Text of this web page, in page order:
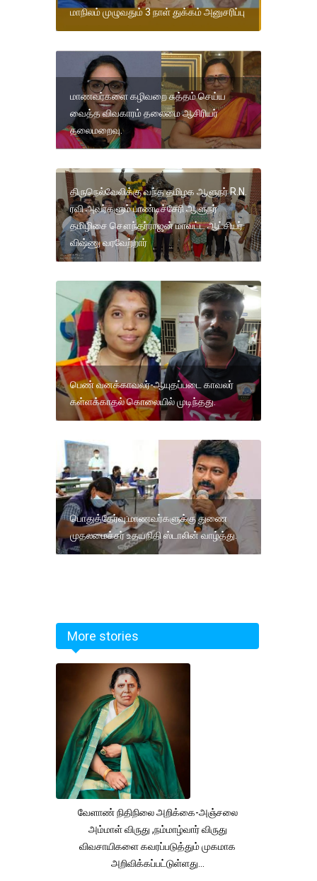
மாநிலம் முழுவதும் 3 நாள் துக்கம் அனுசரிப்பு
மாணவர்களை கழிவறை சுத்தம் செய்ய
வைத்த விவகாரம் தலைமை ஆசிரியர்
தலைமறைவு.
திருநெல்வேலிக்கு வந்த தமிழக ஆளுநர் R.N.
ரவி அவர்களும் பாண்டிச்சேரி ஆளுநர்
தமிழிசை சௌந்தர்ராஜன் மாவட்ட ஆட்சியர்
விஷ்ணு வரவேற்றார்
பெண் வனக்காவலர்-ஆயுதப்படை காவலர்
கள்ளக்காதல் கொலையில் முடிந்தது.
பொதுத்தேர்வு:மாணவர்களுக்கு துணை
முதலமைச்சர் உதயநிதி ஸ்டாலின் வாழ்த்து.
More stories
வேளாண் நிதிநிலை அறிக்கை-அஞ்சலை
அம்மாள் விருது ,நம்மாழ்வார் விருது
விவசாயிகளை கவரப்படுத்தும் முகமாக
அறிவிக்கப்பட்டுள்ளது...